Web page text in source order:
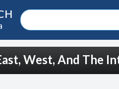
West, And The